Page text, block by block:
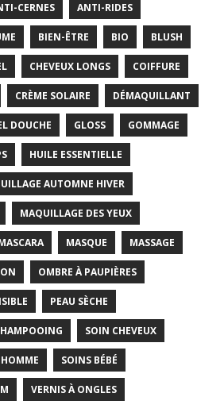
CERNES ANTI-RIDES
BIEN-ÊTRE BIO BLUSH
CHEVEUX LONGS COIFFURE
CRÈME SOLAIRE DÉMAQUILLANT
DOUCHE GLOSS GOMMAGE
HUILE ESSENTIELLE
AUTOMNE HIVER
MAQUILLAGE DES YEUX
MASQUE MASSAGE
OMBRE À PAUPIÈRES
PEAU SÈCHE
SOIN CHEVEUX
SOINS BÉBÉ
VERNIS À ONGLES